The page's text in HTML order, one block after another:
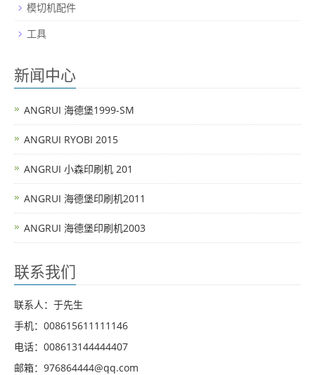
模切机配件
工具
新闻中心
ANGRUI 海德堡1999-SM
ANGRUI RYOBI 2015
ANGRUI 小森印刷机 201
ANGRUI 海德堡印刷机2011
ANGRUI 海德堡印刷机2003
联系我们
联系人：于先生
手机：008615611111146
电话：008613144444407
邮箱：976864444@qq.com